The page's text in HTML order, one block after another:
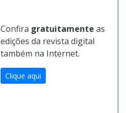
Confiragratuitamente
edições da revista digital